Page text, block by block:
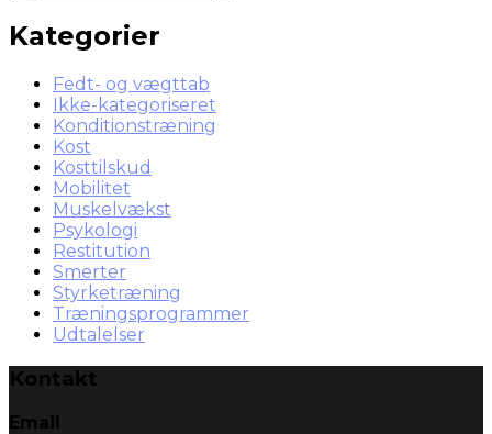
Kategorier
Fedt- og vægttab
Ikke-kategoriseret
Konditionstræning
Kost
Kosttilskud
Mobilitet
Muskelvækst
Psykologi
Restitution
Smerter
Styrketræning
Træningsprogrammer
Udtalelser
Kontakt
Email